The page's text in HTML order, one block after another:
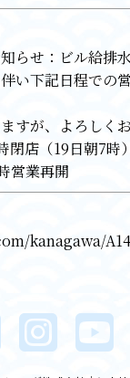
らせ：ビル給排
い下記日程での
すが、よろしく
閉店（19日朝7時）
営業再開
kanagawa/